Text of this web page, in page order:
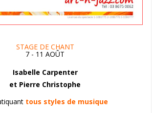
STAGE DE CHANT
7 - 11 AOÛT
Isabelle Carpenter
et Pierre Christophe
tous styles de musique